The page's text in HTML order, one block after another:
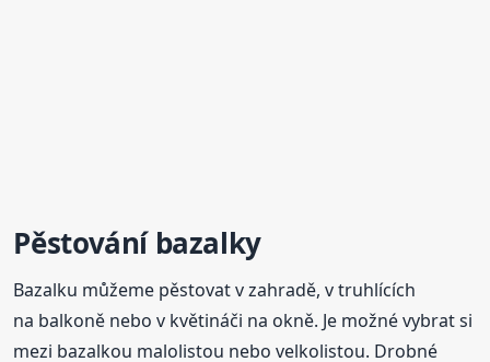
Pěstování bazalky
Bazalku můžeme pěstovat v zahradě, v truhlících
na balkoně nebo v květináči na okně. Je možné vybrat si
mezi bazalkou malolistou nebo velkolistou. Drobné